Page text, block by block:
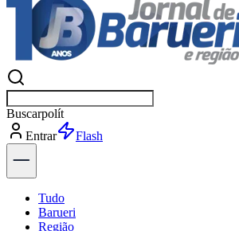
Buscarnotícias em Baruer
Entrar
Explorar
Tudo
Barueri
Região